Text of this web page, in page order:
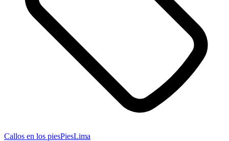
Callos en los piesPiesLima